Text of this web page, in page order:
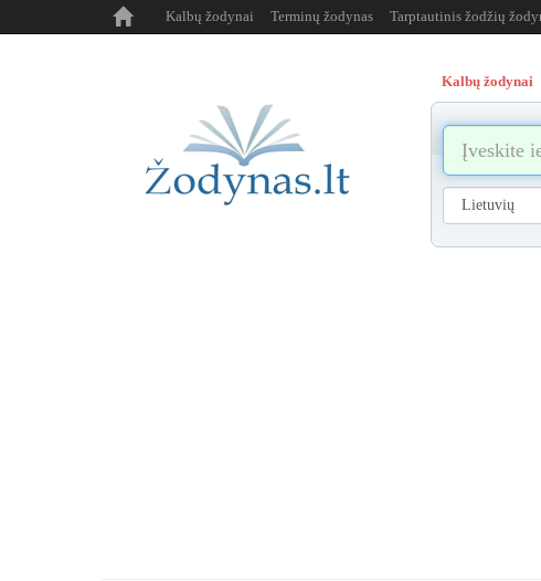
Kalbų žodynai Terminų žodynas Tarptautinis žodžių
Kalbų žodynai